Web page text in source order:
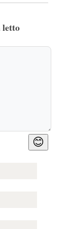
letto
😊